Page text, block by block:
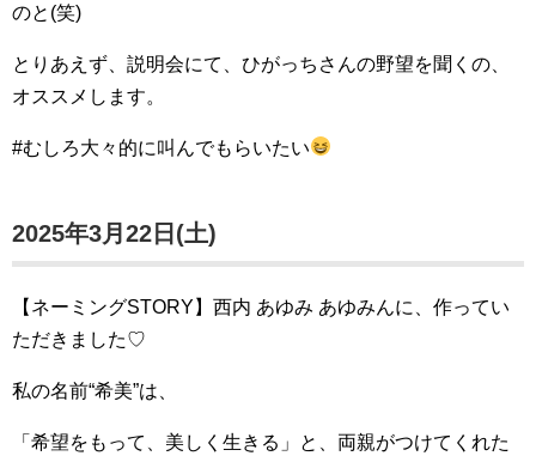
のと(笑)
とりあえず、説明会にて、ひがっちさんの野望を聞くの、
オススメします。
#むしろ大々的に叫んでもらいたい
2025年3月22日(土)
【ネーミングSTORY】西内 あゆみ あゆみんに、作ってい
ただきました♡
私の名前“希美”は、
「希望をもって、美しく生きる」と、両親がつけてくれた